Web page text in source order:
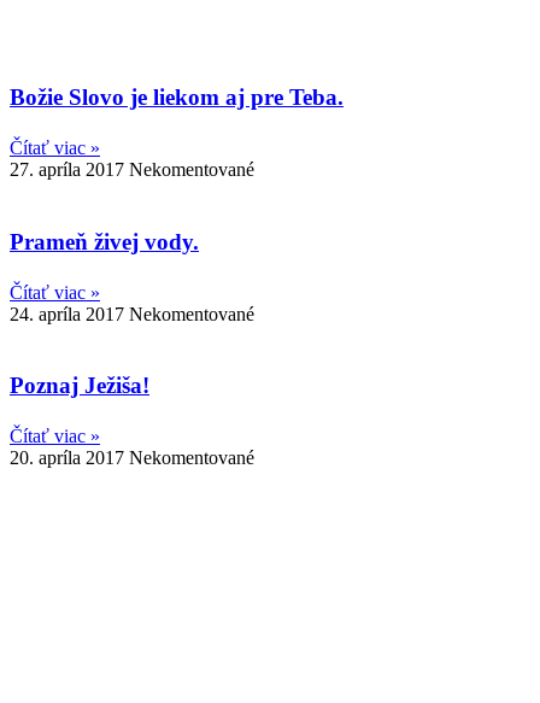
Božie Slovo je liekom aj pre Teba.
Čítať viac »
27. apríla 2017 Nekomentované
Prameň živej vody.
Čítať viac »
24. apríla 2017 Nekomentované
Poznaj Ježiša!
Čítať viac »
20. apríla 2017 Nekomentované